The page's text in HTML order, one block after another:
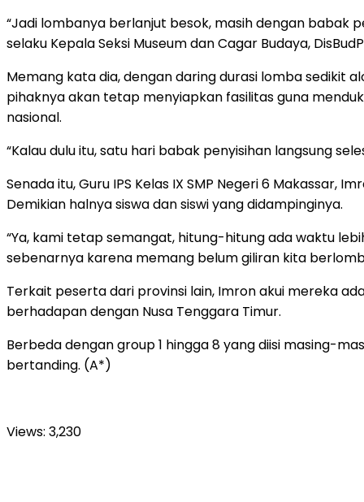
“Jadi lombanya berlanjut besok, masih dengan babak
selaku Kepala Seksi Museum dan Cagar Budaya,
Memang kata dia, dengan daring durasi lomba sedikit
pihaknya akan tetap menyiapkan fasilitas guna
nasional.
“Kalau dulu itu, satu hari babak penyisihan langsung
Senada itu, Guru IPS Kelas IX SMP Negeri 6
Demikian halnya siswa dan siswi yang didampinginya.
“Ya, kami tetap semangat, hitung-hitung ada waktu
sebenarnya karena memang belum giliran kita
Terkait peserta dari provinsi lain, Imron akui mereka
berhadapan dengan Nusa Tenggara Timur.
Berbeda dengan group 1 hingga 8 yang diisi masing-
bertanding. (A*)
Views: 3,230